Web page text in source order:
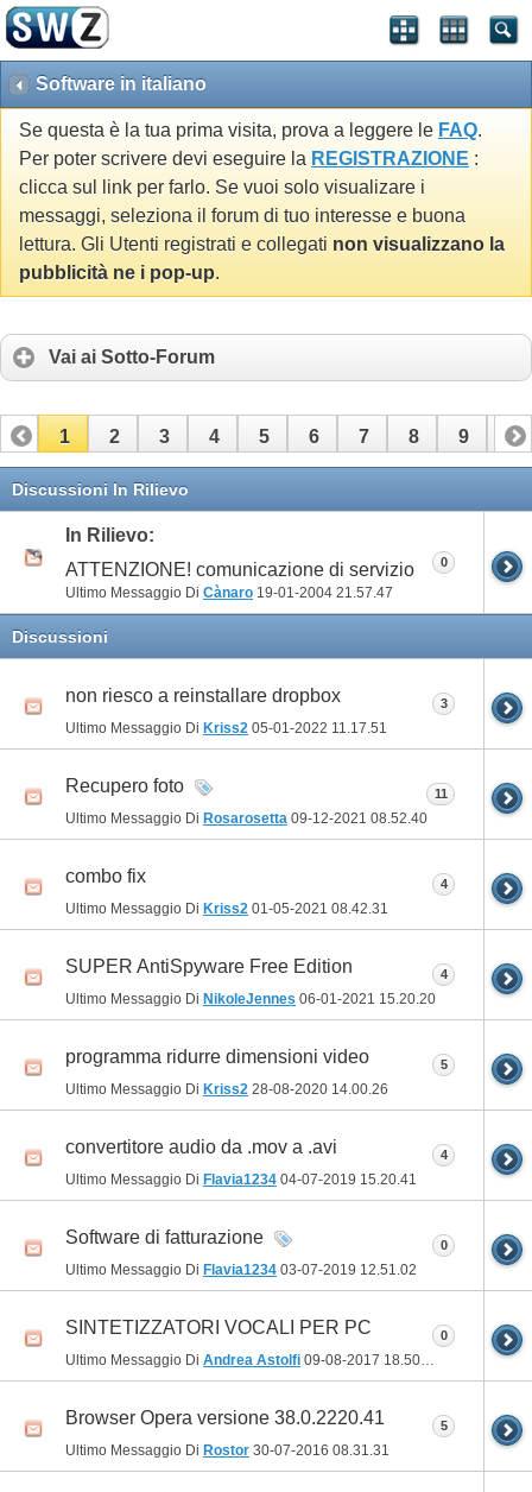
Software in italiano
Se questa è la tua prima visita, prova a leggere le FAQ.
Per poter scrivere devi eseguire la REGISTRAZIONE :
clicca sul link per farlo. Se vuoi solo visualizare i
messaggi, seleziona il forum di tuo interesse e buona
lettura. Gli Utenti registrati e collegati non visualizzano la
pubblicità ne i pop-up.
Vai ai Sotto-Forum
1 2 3 4 5 6 7 8 9 10
11 12 13
Discussioni In Rilievo
In Rilievo:
ATTENZIONE! comunicazione di servizio
Ultimo Messaggio Di Cànaro 19-01-2004 21.57.47
0
Discussioni
non riesco a reinstallare dropbox
Ultimo Messaggio Di Kriss2 05-01-2022 11.17.51
3
Recupero foto
Ultimo Messaggio Di Rosarosetta 09-12-2021 08.52.40
11
combo fix
Ultimo Messaggio Di Kriss2 01-05-2021 08.42.31
4
SUPER AntiSpyware Free Edition
Ultimo Messaggio Di NikoleJennes 06-01-2021 15.20.20
4
programma ridurre dimensioni video
Ultimo Messaggio Di Kriss2 28-08-2020 14.00.26
5
convertitore audio da .mov a .avi
Ultimo Messaggio Di Flavia1234 04-07-2019 15.20.41
4
Software di fatturazione
Ultimo Messaggio Di Flavia1234 03-07-2019 12.51.02
0
SINTETIZZATORI VOCALI PER PC
Ultimo Messaggio Di Andrea Astolfi 09-08-2017 18.50.24
0
Browser Opera versione 38.0.2220.41
Ultimo Messaggio Di Rostor 30-07-2016 08.31.31
5